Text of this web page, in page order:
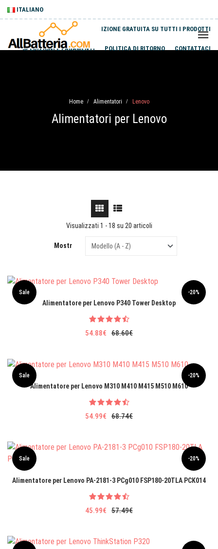
ITALIANO
SPEDIZIONE GRATUITA SU TUTTI I PRODOTTI
SPEDIZIONI E PAGAMENTI POLITICA DI RITORNO CONTATTACI
Home / Alimentatori / Lenovo
Alimentatori per Lenovo
Visualizzati 1 - 18 su 20 articoli
Mostr
Sale -20%
Alimentatore per Lenovo P340 Tower Desktop
54.88€ 68.60€
Sale -20%
Alimentatore per Lenovo M310 M410 M415 M510 M610
54.99€ 68.74€
Sale -20%
Alimentatore per Lenovo PA-2181-3 PCg010 FSP180-20TLA PCK014
45.99€ 57.49€